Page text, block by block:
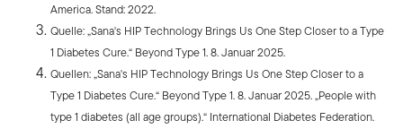
America. Stand: 2022.
Quelle: „Sana's HIP Technology Brings Us One Step Closer to a Type
1 Diabetes Cure.“ Beyond Type 1. 8. Januar 2025.
Quellen: „Sana's HIP Technology Brings Us One Step Closer to a
Type 1 Diabetes Cure.“ Beyond Type 1. 8. Januar 2025. „People with
type 1 diabetes (all age groups).“ International Diabetes Federation.